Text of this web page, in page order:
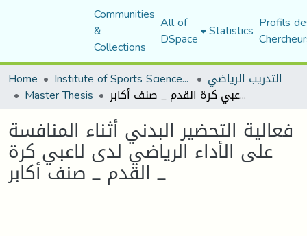
Communities
&
Collections
All of
DSpace Statistics Profils
Home
Institute of Sports Sciences and Techniques التدريب الرياضي
Master Thesis فعالية التحضير البدني أثناء المنافسة على الأداء الرياضي لدى لاعبي كرة القدم _ صنف أكابر _
فعالية التحضير البدني أثناء المنافسة
على الأداء الرياضي لدى لاعبي كرة
القدم _ صنف أكابر _